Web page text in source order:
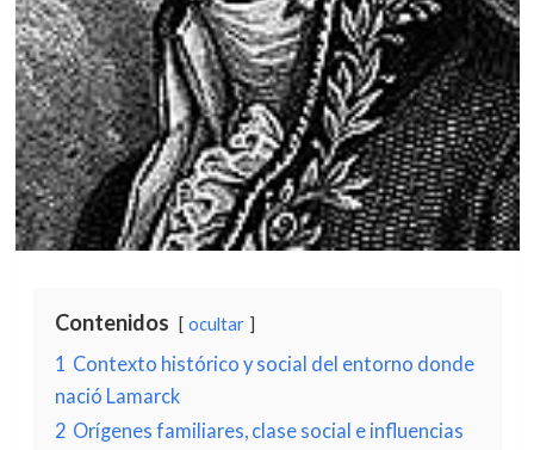
Contenidos ocultar
1 Contexto histórico y social del entorno donde
nació Lamarck
2 Orígenes familiares, clase social e influencias